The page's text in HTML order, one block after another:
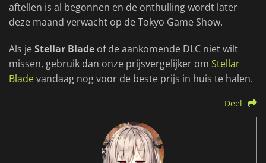
aftellen is al begonnen en de onthulling wordt later
deze maand verwacht op de Tokyo Game Show.
Als jeStellar Blade of de aankomende DLC niet wilt
missen, gebruik dan onze prijsvergelijker om Stellar
Bladevandaag nog voor de beste prijs in huis te halen.
Deel